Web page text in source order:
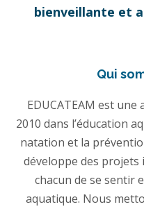
bienveillante et
Qui
EDUCATEAM est
2010 dans l’éducation
natation et la
développe des
chacun de se sentir
aquatique. Nous